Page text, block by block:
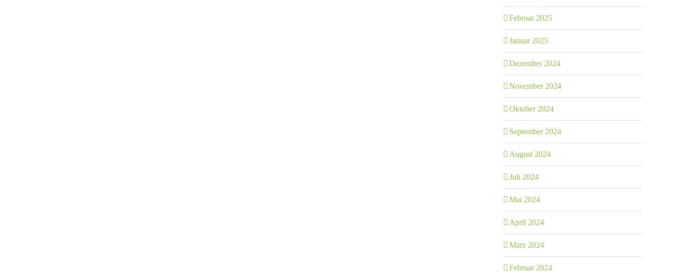
Februar 2025
Januar 2025
Dezember 2024
November 2024
Oktober 2024
September 2024
August 2024
Juli 2024
Mai 2024
April 2024
März 2024
Februar 2024